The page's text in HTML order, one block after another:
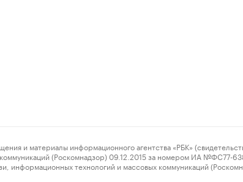
информационного агентства «РБК»
(Роскомнадзор) 09.12.2015 за номером ИА №ФС77-
информационных технологий и массовых коммуникаций